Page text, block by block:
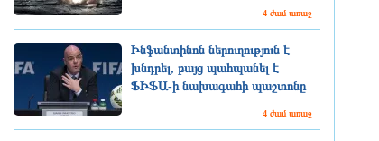
4 ժամ առաջ
Ինֆանտինոն ներուղություն է
խնդրել, բայց պահպանել է
ՖԻՖԱ-ի նախագահի պաշտոնը
4 ժամ առաջ